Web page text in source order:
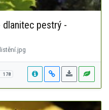
pestrý -
178